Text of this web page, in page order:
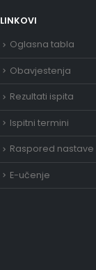
LINKOVI
Oglasna tabla
Obavjestenja
Rezultati ispita
Ispitni termini
Raspored nastave
E-učenje